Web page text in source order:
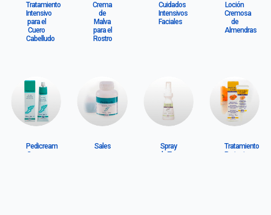
Tratamiento
Intensivo
para el
Cuero
Cabelludo
Crema
de
Malva
para el
Rostro
Cuidados
Intensivos
Faciales
Loción
Cremosa
de
Almendras
Pedicream
Crema
Sales
Spray
de Tea
Tratamiento
Protector